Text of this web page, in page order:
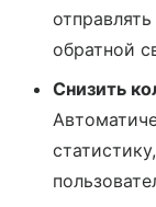
обратной
Снизить